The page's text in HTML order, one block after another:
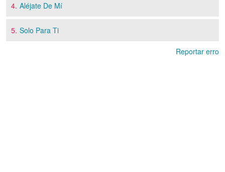
4. Aléjate De Mí
5. Solo Para Ti
Reportar erro